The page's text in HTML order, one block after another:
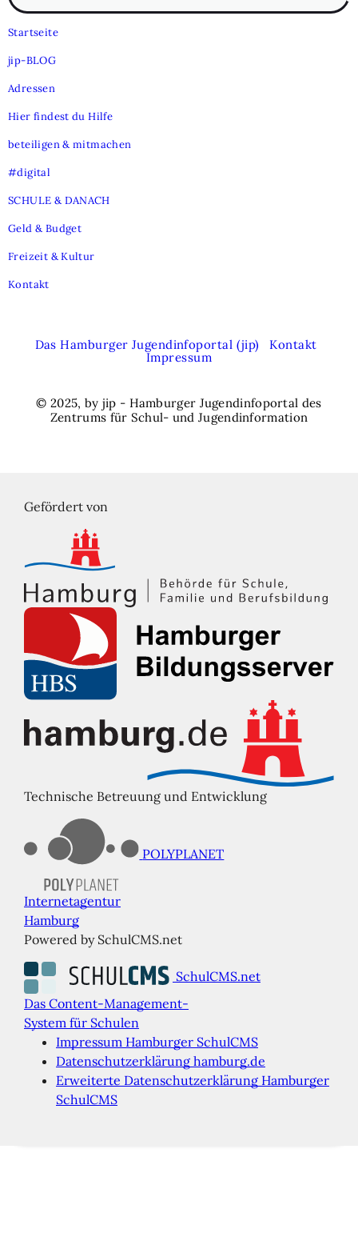
Startseite
jip-BLOG
Adressen
Hier findest du Hilfe
beteiligen & mitmachen
#digital
SCHULE & DANACH
Geld & Budget
Freizeit & Kultur
Kontakt
Das Hamburger Jugendinfoportal (jip)
Kontakt
Impressum
© 2025, by jip - Hamburger Jugendinfoportal des
Zentrums für Schul- und Jugendinformation
Gefördert von
Technische Betreuung und Entwicklung
POLYPLANET
Internetagentur
Hamburg
Powered by SchulCMS.net
SchulCMS.net
Das Content-Management-
System für Schulen
Impressum Hamburger SchulCMS
Datenschutzerklärung hamburg.de
Erweiterte Datenschutzerklärung Hamburger
SchulCMS